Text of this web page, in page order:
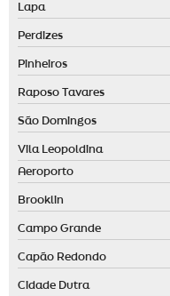
Lapa
Perdizes
Pinheiros
Raposo Tavares
São Domingos
Vila Leopoldina
Aeroporto
Brooklin
Campo Grande
Capão Redondo
Cidade Dutra